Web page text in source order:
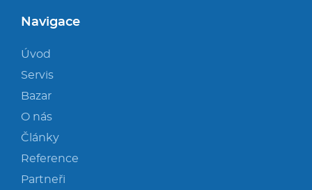
Navigace
Úvod
Servis
Bazar
O nás
Články
Reference
Partneři